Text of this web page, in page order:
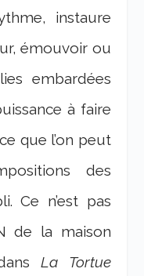
instaure
émouvoir ou
embardées
à faire
que l’on peut
des
Ce n’est pas
de la maison
La Tortue